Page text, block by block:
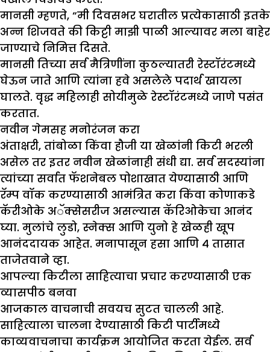
मानसी म्हणते, “मी दिवसभर घरातील प्रत्येकासाठी इतके
अन्न शिजवते की किट्टी माझी पाळी आल्यावर मला बाहेर
जाण्याचे निमित्त दिसते.
मानसी तिच्या सर्व मैत्रिणींना कुठल्यातरी रेस्टॉरंटमध्ये
घेऊन जाते आणि त्यांना हवे असलेले पदार्थ खायला
घालते. वृद्ध महिलाही सोयीमुळे रेस्टॉरंटमध्ये जाणे पसंत
करतात.
नवीन गेमसह मनोरंजन करा
अंताक्षरी, तांबोळा किंवा हौजी या खेळांनी किटी भरली
असेल तर इतर नवीन खेळांनाही संधी द्या. सर्व सदस्यांना
त्यांच्या सर्वात फॅशनेबल पोशाखात येण्यासाठी आणि
रॅम्प वॉक करण्यासाठी आमंत्रित करा किंवा कोणाकडे
कॅरीओके अॅक्सेसरीज असल्यास कॅरिओकेचा आनंद
घ्या. मुलांचे लुडो, स्नेक्स आणि युनो हे खेळही खूप
आनंददायक आहेत. मनापासून हसा आणि ४ तासात
ताजेतवाने व्हा.
आपल्या किटीला साहित्याचा प्रचार करण्यासाठी एक
व्यासपीठ बनवा
आजकाल वाचनाची सवयच सुटत चालली आहे.
साहित्याला चालना देण्यासाठी किटी पार्टीमध्ये
काव्यवाचनाचा कार्यक्रम आयोजित करता येईल. सर्व